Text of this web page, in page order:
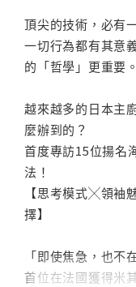
頂尖的技術，必有
一切行為都有其意
的「哲學」更重要。
越來越多的日本主
麼辦到的？
首度專訪15位揚名
法！
【思考模式╳領
擇】
「即使焦急，也不
首位在法國獲得米